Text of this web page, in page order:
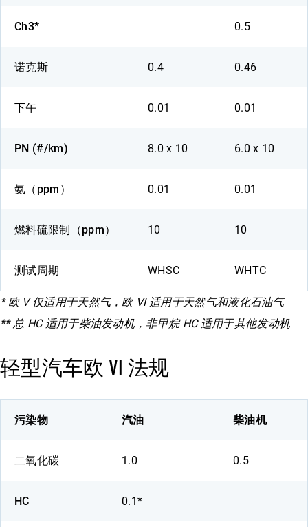
Ch3* 0.5
诺克斯 0.4 0.46
下午 0.01 0.01
PN (#/km) 8.0 x 10 6.0 x 10
氨（ppm） 0.01 0.01
燃料硫限制（ppm） 10 10
测试周期 WHSC WHTC
* 欧 V 仅适用于天然气，欧 VI 适用于天然气和液化石油气
** 总 HC 适用于柴油发动机，非甲烷 HC 适用于其他发动机
轻型汽车欧 VI 法规
污染物 汽油 柴油机
二氧化碳 1.0 0.5
HC 0.1*